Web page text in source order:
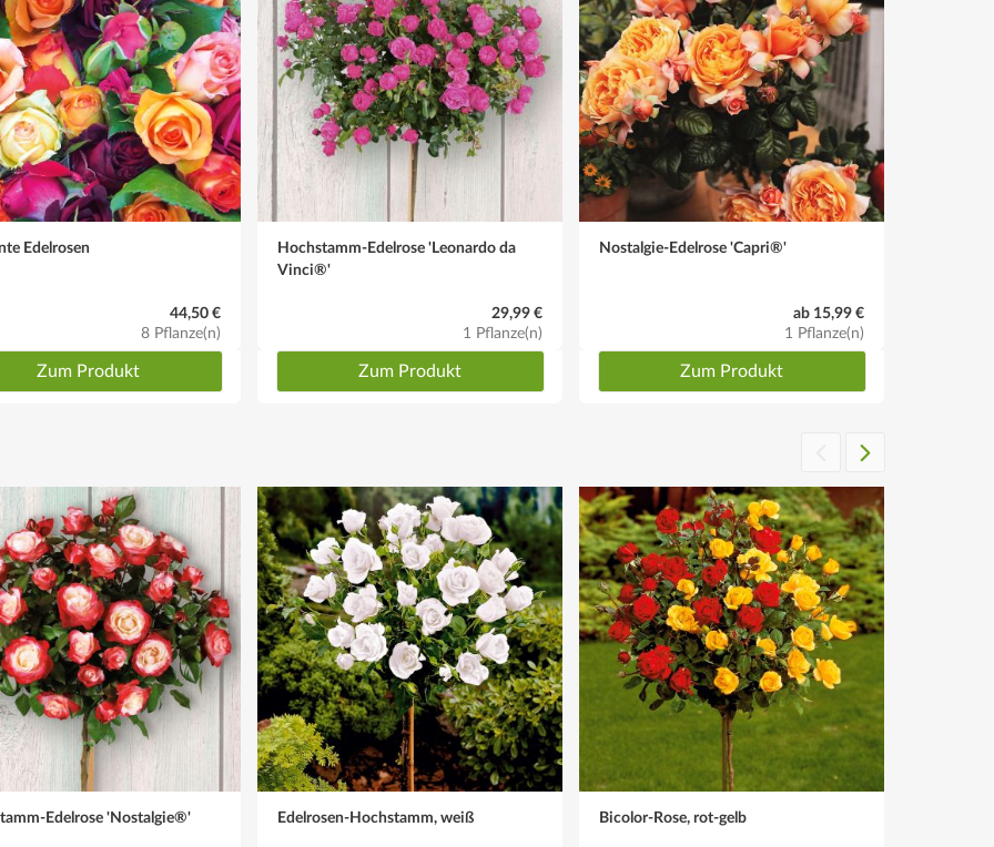
mit einem zur Belüftung durchlöcherten Beutel gegen Feuchtigkeit und Kälte schützen oder eine Bio-Wintervlies-
Edelrosen
44,50 €
8 Pflanze(n)
Zum Produkt
Hochstamm-Edelrose 'Leonardo da
Vinci®'
29,99 €
1 Pflanze(n)
Zum Produkt
Nostalgie-Edelrose 'Capri®'
ab 15,99 €
1 Pflanze(n)
Zum Produkt
Edelrose 'Nostalgie®' Edelrosen-Hochstamm, weiß Bicolor-Rose, rot-gelb